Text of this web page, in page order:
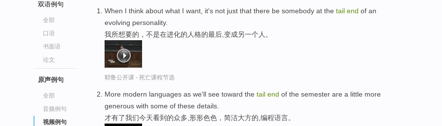
双语例句
全部
口语
书面语
论文
原声例句
全部
音频例句
视频例句
When I think about what I want, it's not just that there be somebody at the tail end of an
evolving personality.
我所想要的，不是在进化的人格的最后,变成另一个人。
耶鲁公开课 - 死亡课程节选
More modern languages as we'll see toward the tail end of the semester are a little more
generous with some of these details.
才有了我们今天看到的众多,形形色色，简洁大方的,编程语言。